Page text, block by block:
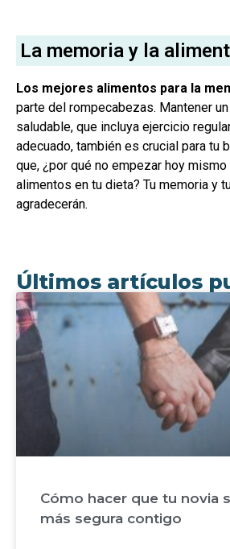
La memoria y la
Los mejores alimentos para la
parte del rompecabezas. Mantener
saludable, que incluya ejercicio
adecuado, también es crucial para tu
que, ¿por qué no empezar hoy
alimentos en tu dieta? Tu memoria y
agradecerán.
Últimos artículos
Cómo hacer que tu novia
más segura contigo